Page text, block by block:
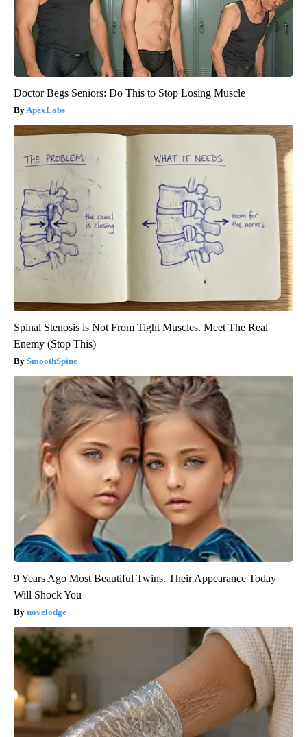
Doctor Begs Seniors: Do This to Stop Losing Muscle
ApexLabs
Spinal Stenosis is Not From Tight Muscles. Meet The Real
Enemy (Stop This)
SmoothSpine
9 Years Ago Most Beautiful Twins. Their Appearance Today
Will Shock You
novelodge